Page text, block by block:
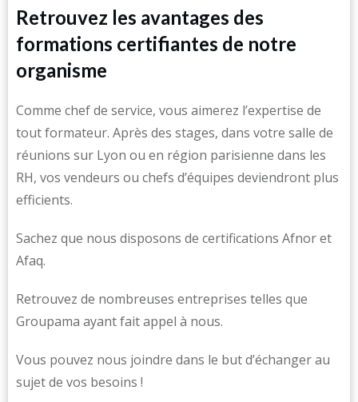
Retrouvez les avantages des
formations certifiantes de notre
organisme
Comme chef de service, vous aimerez l’expertise de
tout formateur. Après des stages, dans votre salle de
réunions sur Lyon ou en région parisienne dans les
RH, vos vendeurs ou chefs d’équipes deviendront plus
efficients.
Sachez que nous disposons de certifications Afnor et
Afaq.
Retrouvez de nombreuses entreprises telles que
Groupama ayant fait appel à nous.
Vous pouvez nous joindre dans le but d’échanger au
sujet de vos besoins !